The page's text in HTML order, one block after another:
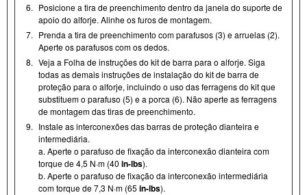
6. Posicione a tira de preenchimento dentro da janela do suporte de
apoio do alforje. Alinhe os furos de montagem.
7. Prenda a tira de preenchimento com parafusos (3) e arruelas (2).
Aperte os parafusos com os dedos.
8. Veja a Folha de instruções do kit de barra para o alforje. Siga
todas as demais instruções de instalação do kit de barra de
proteção para o alforje, incluindo o uso das ferragens do kit que
substituem o parafuso (5) e a porca (6). Não aperte as ferragens
de montagem das tiras de preenchimento.
9. Instale as interconexões das barras de proteção dianteira e
intermediária.
a. Aperte o parafuso de fixação da interconexão dianteira com
torque de 4,5 N·m (40 in-lbs).
b. Aperte o parafuso de fixação da interconexão intermediária
com torque de 7,3 N·m (65 in-lbs).